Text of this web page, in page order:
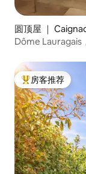
圆顶屋 ｜
Dôme Lauragais
热门「房客推荐」
房客推荐